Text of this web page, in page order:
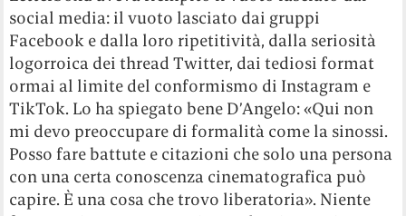
social media: il vuoto lasciato dai gruppi
Facebook e dalla loro ripetitività, dalla seriosità
logorroica dei thread Twitter, dai tediosi format
ormai al limite del conformismo di Instagram e
TikTok. Lo ha spiegato bene D’Angelo: «Qui non
mi devo preoccupare di formalità come la sinossi.
Posso fare battute e citazioni che solo una persona
con una certa conoscenza cinematografica può
capire. È una cosa che trovo liberatoria». Niente